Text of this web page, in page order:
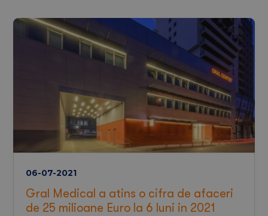
06-07-2021
Gral Medical a atins o cifra de afaceri
de 25 milioane Euro la 6 luni in 2021